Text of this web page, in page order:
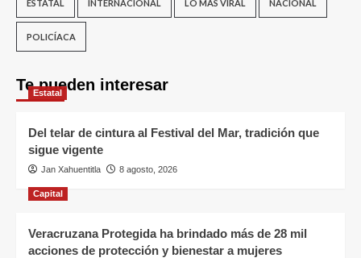
ESTATAL INTERNACIONAL LO MÁS VIRAL NACIONAL
POLICÍACA
Te pueden interesar
Estatal
Del telar de cintura al Festival del Mar, tradición que
sigue vigente
Jan Xahuentitla 8 agosto, 2026
Capital
Veracruzana Protegida ha brindado más de 28 mil
acciones de protección y bienestar a mujeres